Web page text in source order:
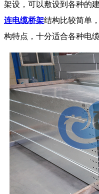
架设，可以敷设到各种的
连电缆桥架结构比较简单
构特点，十分适合各种电